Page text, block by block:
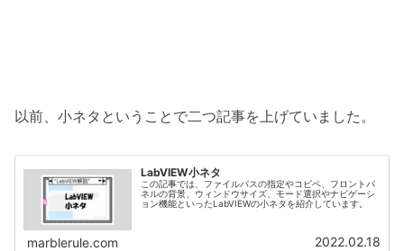
以前、小ネタということで二つ記事を上げていました。
LabVIEW小ネタ
この記事では、ファイルパスの指定やコピペ、フロントパ
ネルの背景、ウィンドウサイズ、モード選択やナビゲーシ
ョン機能といったLabVIEWの小ネタを紹介しています。
marblerule.com 2022.02.18